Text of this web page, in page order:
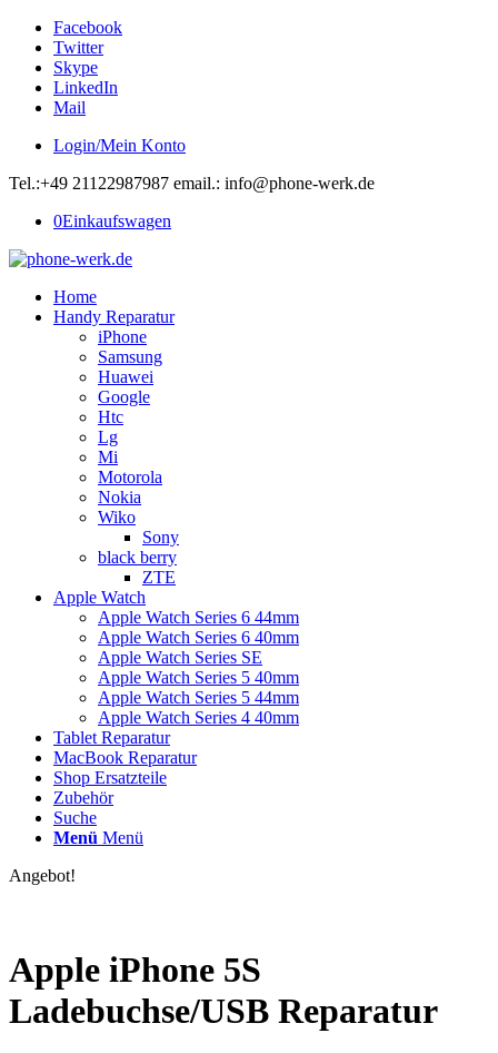
Facebook
Twitter
Skype
LinkedIn
Mail
Login/Mein Konto
Tel.:+49 21122987987 email.: info@phone-werk.de
0Einkaufswagen
Home
Handy Reparatur
iPhone
Samsung
Huawei
Google
Htc
Lg
Mi
Motorola
Nokia
Wiko
Sony
black berry
ZTE
Apple Watch
Apple Watch Series 6 44mm
Apple Watch Series 6 40mm
Apple Watch Series SE
Apple Watch Series 5 40mm
Apple Watch Series 5 44mm
Apple Watch Series 4 40mm
Tablet Reparatur
MacBook Reparatur
Shop Ersatzteile
Zubehör
Suche
Menü Menü
Angebot!
Apple iPhone 5S
Ladebuchse/USB Reparatur